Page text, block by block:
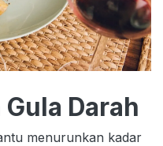
Darah
menurunkan kadar